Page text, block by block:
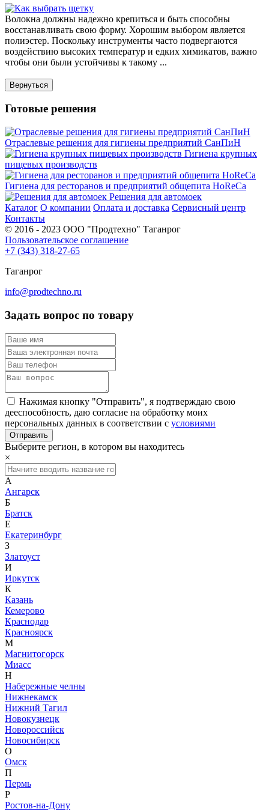
Волокна должны надежно крепиться и быть способны
восстанавливать свою форму. Хорошим выбором является
полиэстер. Поскольку инструменты часто подвергаются
воздействию высоких температур и едких химикатов, важно
чтобы они были устойчивы к такому ...
Готовые решения
Отраслевые решения для гигиены предприятий СанПиН
Гигиена крупных
пищевых производств
Гигиена для ресторанов и предприятий общепита HoReCa
Решения для автомоек
Каталог О компании Оплата и доставка Сервисный центр
Контакты
© 2016 - 2023 ООО "Продтехно" Таганрог
Пользовательское соглашение
+7 (343) 318-27-65
Таганрог
info@prodtechno.ru
Задать вопрос по товару
Нажимая кнопку "Отправить", я подтверждаю свою
дееспособность, даю согласие на обработку моих
персональных данных в соответствии с условиями
Выберите регион, в котором вы находитесь
×
А
Ангарск
Б
Братск
Е
Екатеринбург
З
Златоуст
И
Иркутск
К
Казань
Кемерово
Краснодар
Красноярск
М
Магнитогорск
Миасс
Н
Набережные челны
Нижнекамск
Нижний Тагил
Новокузнецк
Новороссийск
Новосибирск
О
Омск
П
Пермь
Р
Ростов-на-Дону